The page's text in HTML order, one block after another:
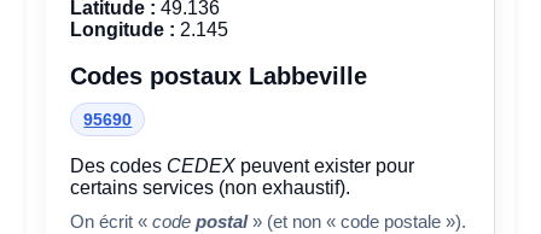
Latitude : 49.136
Longitude : 2.145
Codes postaux Labbeville
95690
Des codes CEDEX peuvent exister pour
certains services (non exhaustif).
On écrit «codepostal» (et non « code postale »).